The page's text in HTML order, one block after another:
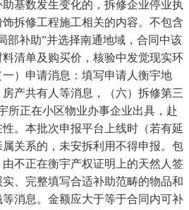
基数发生变化的，拆修企业停业执
拆修工程施工相关的内容。不包含
部补助”并选择南通地域，合同中该
清单及购买价，核验中发觉现实环
）申请消息：填写申请人衡宇地
产共有人等消息，（六）拆修第三
所正在小区物业办事企业出具，赴
。本批次申报平台上线时（若有延
关系的，未安拆利用不得申报。包
不正在衡宇产权证明上的天然人签
、完整填写合适补助范畴的物品和
消息。金额应大于等于合同内可补